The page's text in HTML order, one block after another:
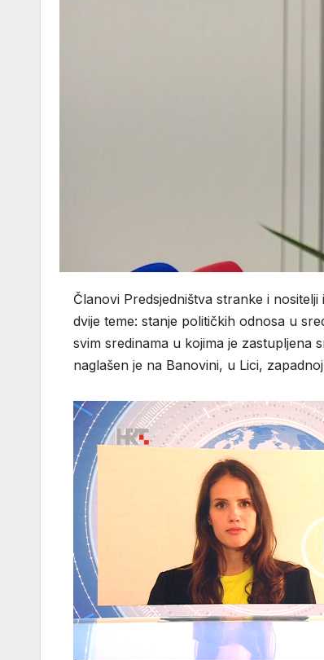
Članovi Predsjedništva stranke i
dvije teme: stanje političkih odnosa u
svim sredinama u kojima je zastupljena
naglašen je na Banovini, u Lici,
Reproduktor
videozapisa